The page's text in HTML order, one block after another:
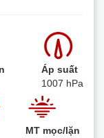
Áp suất
1007 hPa
MT mọc/lặn